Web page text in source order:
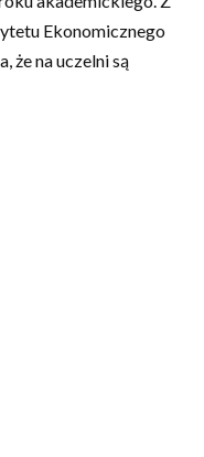
Ekonomicznego
że na uczelni są